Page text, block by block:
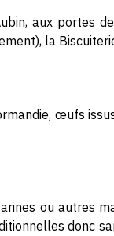
aux portes
la
œufs
ou autres
donc